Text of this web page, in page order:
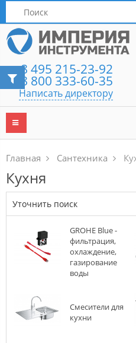
8 495 215-23-92
8 800 333-60-35
Написать директору
Главная Сантехника
Кухня
Уточнить поиск
GROHE Blue -
фильтрация,
охлаждение,
газирование
воды
Смесители для
кухни